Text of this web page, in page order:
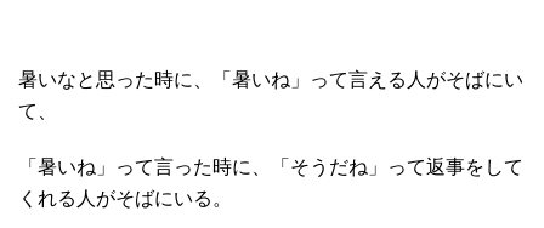
暑いなと思った時に、「暑いね」って言える人がそばにい
て、
「暑いね」って言った時に、「そうだね」って返事をして
くれる人がそばにいる。